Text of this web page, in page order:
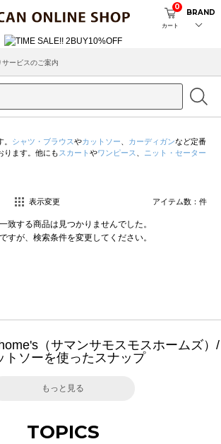
カート
0
BRAND
ービスのご案内
シャツ・ブラウスやカットソー カーディガンなど定番
ります。他にも スカート やワンピース
ニット・セーター
表示変更 アイテム数： 件
致する商品は見つかりませんでした。
すが、検索条件を変更してください。
（サマンサモスモスホームズ）/
トソーを使ったスナップ
もっと見る
TOPICS